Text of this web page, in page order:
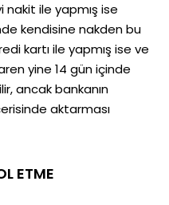
ile yapmış ise
kendisine nakden bu
kartı ile yapmış ise ve
yine 14 gün içinde
ancak bankanın
aktarması
ETME